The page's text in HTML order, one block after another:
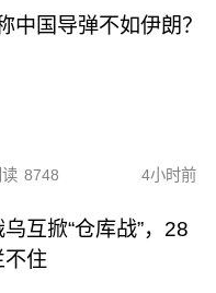
中国导弹不如伊朗？
8748 4小时前
互掀“仓库战”，28
不住